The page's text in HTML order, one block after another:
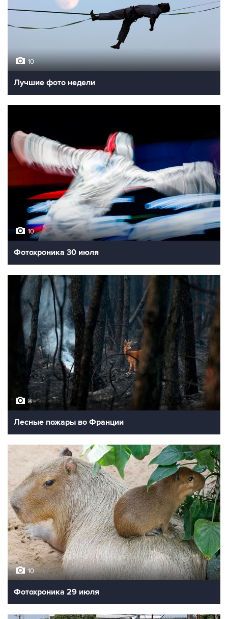
10
Лучшие фото недели
10
Фотохроника 30 июля
8
Лесные пожары во Франции
10
Фотохроника 29 июля